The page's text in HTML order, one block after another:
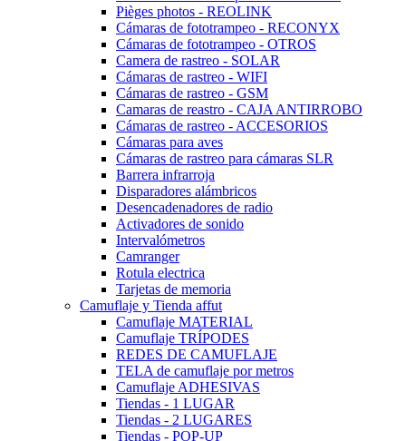
Pièges photos - REOLINK
Cámaras de fototrampeo - RECONYX
Cámaras de fototrampeo - OTROS
Camera de rastreo - SOLAR
Cámaras de rastreo - WIFI
Cámaras de rastreo - GSM
Camaras de reastro - CAJA ANTIRROBO
Cámaras de rastreo - ACCESORIOS
Cámaras para aves
Cámaras de rastreo para cámaras SLR
Barrera infrarroja
Disparadores alámbricos
Desencadenadores de radio
Activadores de sonido
Intervalómetros
Camranger
Rotula electrica
Tarjetas de memoria
Camuflaje y Tienda affut
Camuflaje MATERIAL
Camuflaje TRÍPODES
REDES DE CAMUFLAJE
TELA de camuflaje por metros
Camuflaje ADHESIVAS
Tiendas - 1 LUGAR
Tiendas - 2 LUGARES
Tiendas - POP-UP